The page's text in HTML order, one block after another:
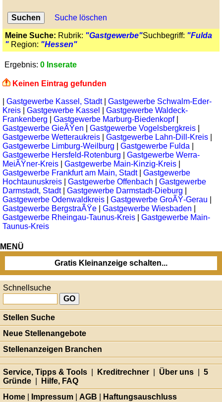
Suche löschen
Meine Suche: Rubrik: "Gastgewerbe"Suchbegriff: "Fulda
" Region: "Hessen"
Ergebnis: 0 Inserate
Keinen Eintrag gefunden
Gastgewerbe Kassel, Stadt| Gastgewerbe Schwalm-Eder-
Kreis
Gastgewerbe Kassel
Gastgewerbe Waldeck-
Frankenberg
Gastgewerbe Marburg-Biedenkopf|
Gastgewerbe GieÃŸen
Gastgewerbe Vogelsbergkreis
Gastgewerbe Wetteraukreis
Gastgewerbe Lahn-Dill-Kreis
Gastgewerbe Limburg-Weilburg
Gastgewerbe Fulda
Gastgewerbe Hersfeld-Rotenburg
Gastgewerbe Werra-
MeiÃŸner-Kreis
Gastgewerbe Main-Kinzig-Kreis
Gastgewerbe Frankfurt am Main, Stadt| Gastgewerbe
Hochtaunuskreis
Gastgewerbe Offenbach
Gastgewerbe
Darmstadt, Stadt| Gastgewerbe Darmstadt-Dieburg
Gastgewerbe Odenwaldkreis
Gastgewerbe GroÃŸ-Gerau
Gastgewerbe BergstraÃŸe
Gastgewerbe Wiesbaden
Gastgewerbe Rheingau-Taunus-Kreis
Gastgewerbe Main-
Taunus-Kreis
MENÜ
Gratis Kleinanzeige schalten...
Schnellsuche
Stellen Suche
Neue Stellenangebote
Stellenanzeigen Branchen
Service, Tipps & Tools Kreditrechner Über uns
5
Gründe
Hilfe, FAQ
Home
Impressum AGB Haftungsauschluss